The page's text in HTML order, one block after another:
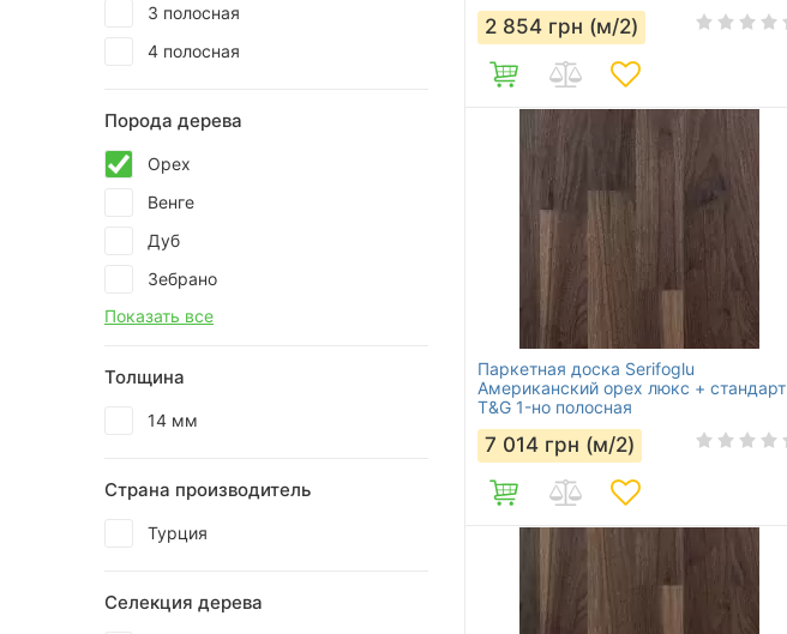
3 полосная
4 полосная
Порода дерева
Орех
Венге
Дуб
Зебрано
Показать все
Толщина
14 мм
Страна производитель
Турция
Селекция дерева
2 854 грн (м/2)
Паркетная доска Serifoglu
Американский орех люкс + стандарт
T&G 1-но полосная
7 014 грн (м/2)